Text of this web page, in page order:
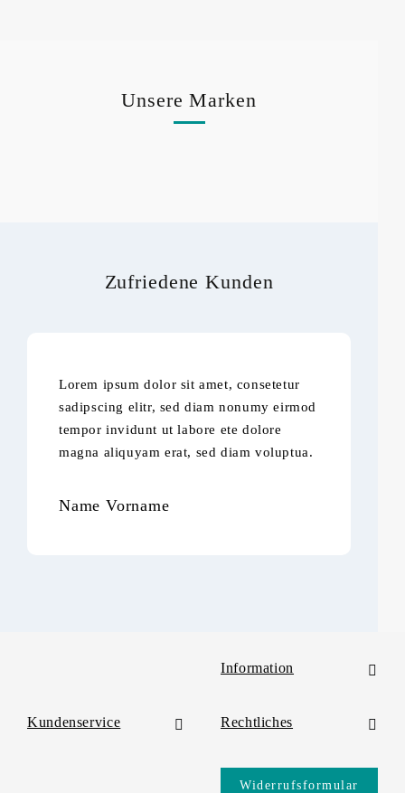
Unsere Marken
Zufriedene Kunden
Lorem ipsum dolor sit amet, consetetur
sadipscing elitr, sed diam nonumy eirmod
tempor invidunt ut labore ete dolore
magna aliquyam erat, sed diam voluptua.
Name Vorname
Information
Kundenservice Rechtliches
Widerrufsformular